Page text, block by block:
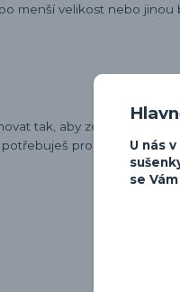
menší velikost nebo
tak, aby zdůraznily
pro vyjádření své
U nás
se